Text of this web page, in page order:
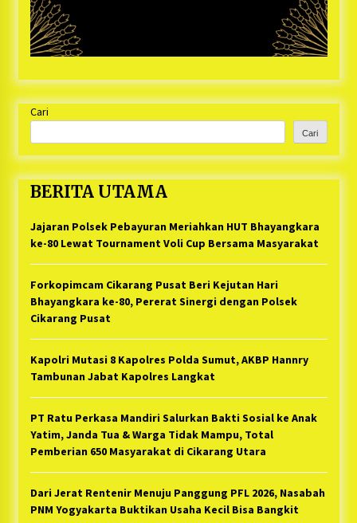
Cari
Cari
BERITA UTAMA
Jajaran Polsek Pebayuran Meriahkan HUT Bhayangkara
ke-80 Lewat Tournament Voli Cup Bersama Masyarakat
Forkopimcam Cikarang Pusat Beri Kejutan Hari
Bhayangkara ke-80, Pererat Sinergi dengan Polsek
Cikarang Pusat
Kapolri Mutasi 8 Kapolres Polda Sumut, AKBP Hannry
Tambunan Jabat Kapolres Langkat
PT Ratu Perkasa Mandiri Salurkan Bakti Sosial ke Anak
Yatim, Janda Tua & Warga Tidak Mampu, Total
Pemberian 650 Masyarakat di Cikarang Utara
Dari Jerat Rentenir Menuju Panggung PFL 2026, Nasabah
PNM Yogyakarta Buktikan Usaha Kecil Bisa Bangkit